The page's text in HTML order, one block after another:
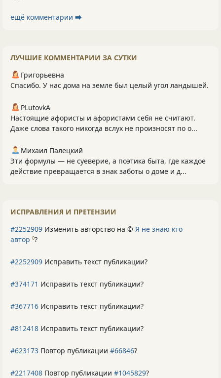
ещё комментарии ⮕
ЛУЧШИЕ КОММЕНТАРИИ ЗА СУТКИ
Григорьевна
Спасибо. У нас дома на земле был целый угол ландышей.
PLutоvkА
Настоящие афористы и афористами себя не считают.
Даже слова такого никогда вслух не произносят по о...
Михаил Палецкий
Эти формулы — не суеверие, а поэтика быта, где каждое
действие превращается в знак заботы о доме и д...
ИСПРАВЛЕНИЯ И ПРЕТЕНЗИИ
#2252909 Изменить авторство на © Я не знаю кто
автор 0?
#2252909 Исправить текст публикации?
#374171 Исправить текст публикации?
#367716 Исправить текст публикации?
#812418 Исправить текст публикации?
#623173 Повтор публикации #66846?
#2217408 Повтор публикации #1045829?